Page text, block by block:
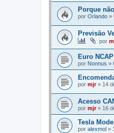
Porque
por Orlando »
Previsão
por
Euro
por Nonnus »
por mjr» 14
Acesso
por mjr» 16
Tesla
por alexmol »